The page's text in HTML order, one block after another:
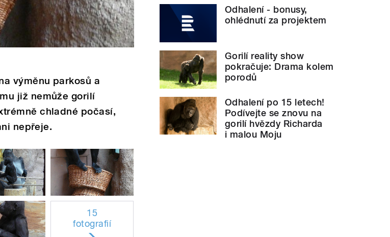
výměnu parkosů a
již nemůže gorilí
chladné počasí,
nepřeje.
15
fotografií
Odhalení - bonusy,
ohlédnutí za projektem
Gorilí reality show
pokračuje: Drama kolem
porodů
Odhalení po 15 letech!
Podívejte se znovu na
gorilí hvězdy Richarda
i malou Moju